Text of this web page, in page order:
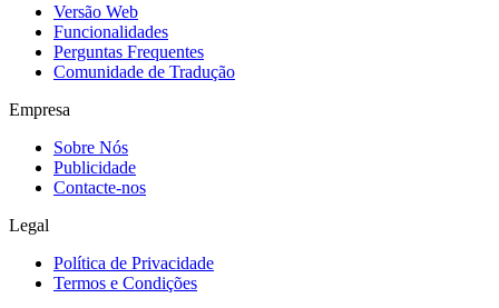
Versão Web
Funcionalidades
Perguntas Frequentes
Comunidade de Tradução
Empresa
Sobre Nós
Publicidade
Contacte-nos
Legal
Política de Privacidade
Termos e Condições